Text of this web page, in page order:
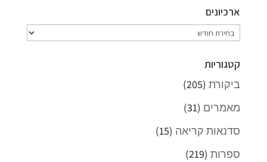
ארכיונים
ארכיונים
קטגוריות
ביקורת(205)
מאמרים (31)
סדנאות קריאה (15)
ספרות(219)